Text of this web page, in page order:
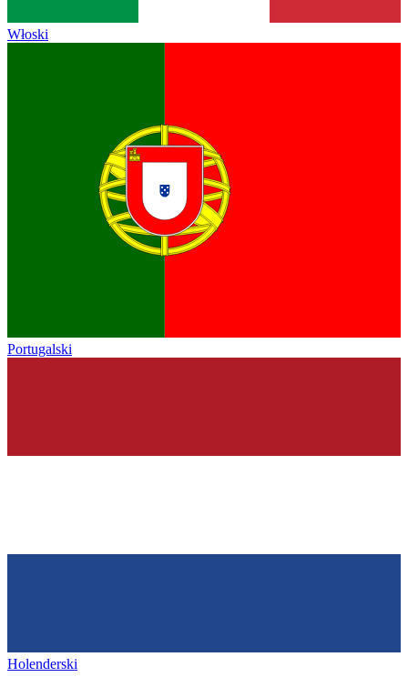
Włoski
Portugalski
Holenderski